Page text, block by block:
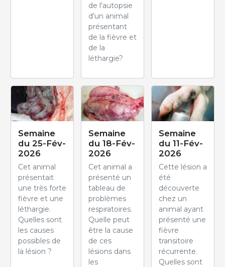
de l'autopsie
d'un animal
présentant
de la fièvre et
de la
léthargie?
Semaine
du 25-Fév-
2026
Cet animal
présentait
une très forte
fièvre et une
léthargie.
Quelles sont
les causes
possibles de
la lésion ?
Semaine
du 18-Fév-
2026
Cet animal a
présenté un
tableau de
problèmes
respiratoires.
Quelle peut
être la cause
de ces
lésions dans
les
Semaine
du 11-Fév-
2026
Cette lésion a
été
découverte
chez un
animal ayant
présenté une
fièvre
transitoire
récurrente.
Quelles sont